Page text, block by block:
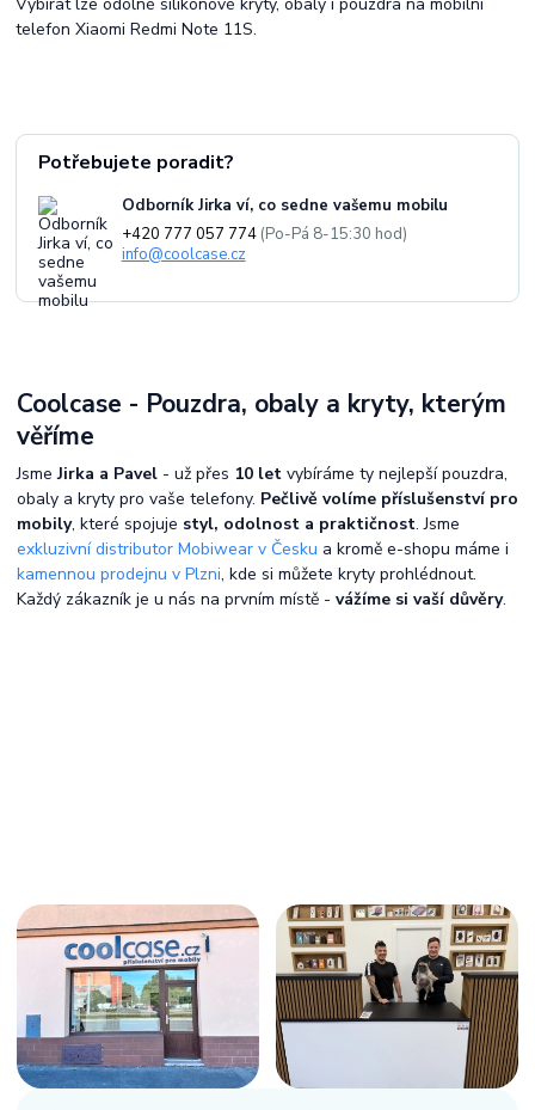
Potřebujete poradit?
Odborník Jirka ví, co sedne vašemu mobilu
+420 777 057 774 (Po-Pá 8-15:30 hod)
info@coolcase.cz
telefon Xiaomi Redmi Note 11S.
Coolcase - Pouzdra, obaly a kryty, kterým
věříme
JsmeJirka a Pavel - už přes 10 let vybíráme ty nejlepší pouzdra,
obaly a kryty pro vaše telefony. Pečlivě volíme příslušenství pro
mobily, které spojuje styl, odolnost a praktičnost. Jsme
exkluzivní distributor Mobiwear v Česku a kromě e-shopu máme i
kamennou prodejnu v Plzni, kde si můžete kryty prohlédnout.
Každý zákazník je u nás na prvním místě - vážíme si vaší důvěry.